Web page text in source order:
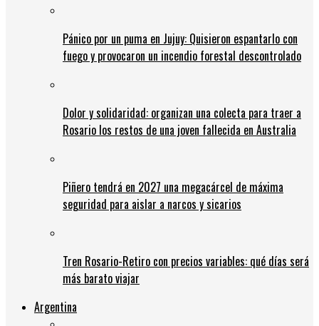
Pánico por un puma en Jujuy: Quisieron espantarlo con
fuego y provocaron un incendio forestal descontrolado
Dolor y solidaridad: organizan una colecta para traer a
Rosario los restos de una joven fallecida en Australia
Piñero tendrá en 2027 una megacárcel de máxima
seguridad para aislar a narcos y sicarios
Tren Rosario-Retiro con precios variables: qué días será
más barato viajar
Argentina